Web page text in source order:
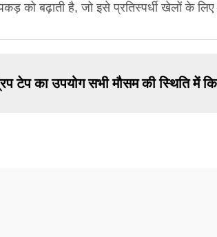
को बढ़ाती है, जो इसे प्रतिस्पर्धी खेलों के लिए
टेप का उपयोग सभी मौसम की स्थिति में